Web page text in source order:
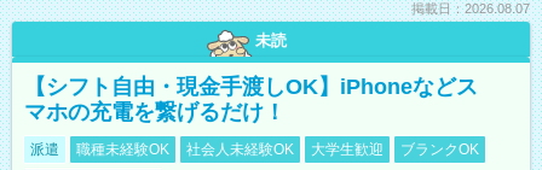
掲載日：2026.08.07
未読
【シフト自由・現金手渡しOK】iPhoneなどス
マホの充電を繋げるだけ！
派遣 職種未経験OK 社会人未経験OK 大学生歓迎
ブランクOK